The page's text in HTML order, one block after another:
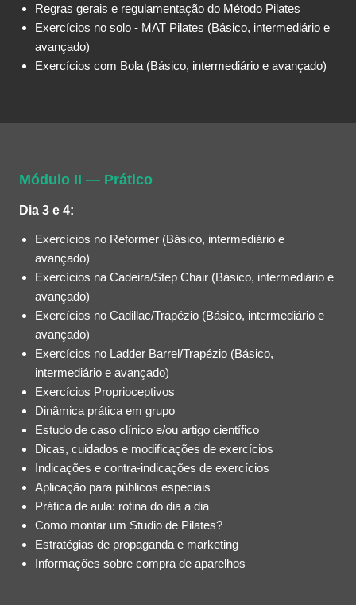
Regras gerais e regulamentação do Método Pilates
Exercícios no solo - MAT Pilates (Básico, intermediário e
avançado)
Exercícios com Bola (Básico, intermediário e avançado)
Módulo II — Prático
Dia 3 e 4:
Exercícios no Reformer (Básico, intermediário e
avançado)
Exercícios na Cadeira/Step Chair (Básico, intermediário e
avançado)
Exercícios no Cadillac/Trapézio (Básico, intermediário e
avançado)
Exercícios no Ladder Barrel/Trapézio (Básico,
intermediário e avançado)
Exercícios Proprioceptivos
Dinâmica prática em grupo
Estudo de caso clínico e/ou artigo científico
Dicas, cuidados e modificações de exercícios
Indicações e contra-indicações de exercícios
Aplicação para públicos especiais
Prática de aula: rotina do dia a dia
Como montar um Studio de Pilates?
Estratégias de propaganda e marketing
Informações sobre compra de aparelhos